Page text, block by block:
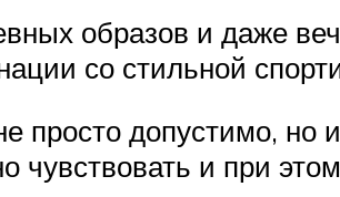
образов и даже
со стильной
просто допустимо,
чувствовать и при